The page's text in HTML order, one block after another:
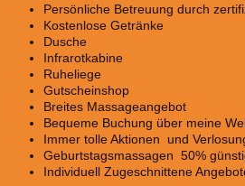
Persönliche Betreuung durch
Kostenlose Getränke
Dusche
Infrarotkabine
Ruheliege
Gutscheinshop
Breites Massageangebot
Bequeme Buchung über meine
Immer tolle Aktionen und
Geburtstagsmassagen 50%
Individuell Zugeschnittene